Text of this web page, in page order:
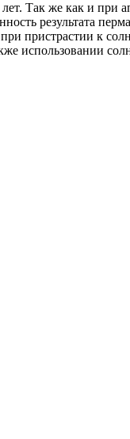
Так же как и
результата
пристрастии к
использовании